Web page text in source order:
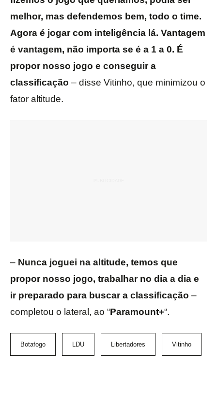
melhor, mas defendemos bem, todo o time.
Agora é jogar com inteligência lá. Vantagem
é vantagem, não importa se é a 1 a 0. É
propor nosso jogo e conseguir a
classificação – disse Vitinho, que minimizou o
fator altitude.
– Nunca joguei na altitude, temos que
propor nosso jogo, trabalhar no dia a dia e
ir preparado para buscar a classificação –
completou o lateral, ao “Paramount+“.
Botafogo LDU Libertadores Vitinho